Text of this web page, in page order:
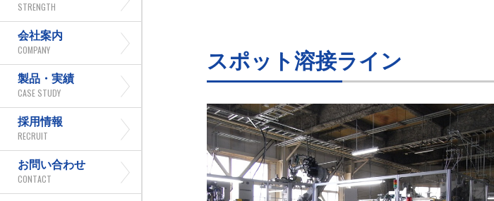
STRENGTH
会社案内
COMPANY
製品・実績
CASE STUDY
採用情報
RECRUIT
お問い合わせ
CONTACT
スポット溶接ライン